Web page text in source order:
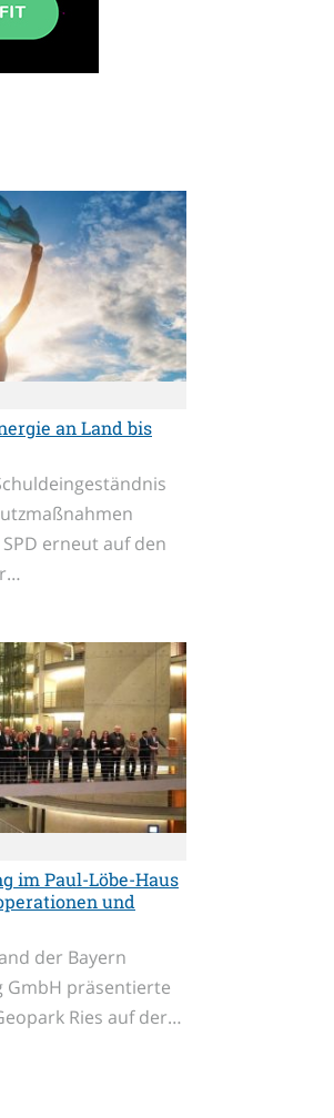
an Land bis
erneut auf den
im Paul-Löbe-Haus
und
der Bayern
GmbH präsentierte
Ries auf der…